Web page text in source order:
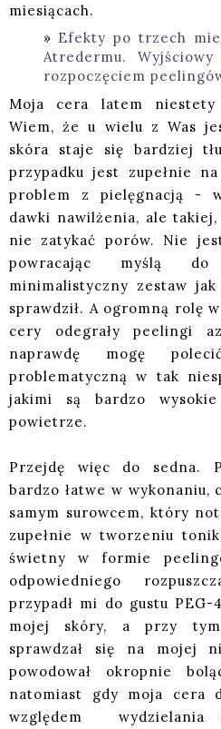
miesiącach.
Efekty po trzech
Atredermu.
rozpoczęciem
Moja cera latem niestety
Wiem, że u wielu z Was
skóra staje się bardziej
przypadku jest zupełnie
problem z pielęgnacją -
dawki nawilżenia, ale
nie zatykać porów. Nie
powracając myślą
minimalistyczny zestaw
sprawdził. A ogromną rolę
cery odegrały peelingi
naprawdę mogę
problematyczną w tak
jakimi są bardzo
powietrze.
Przejdę więc do sedna.
bardzo łatwe w wykonaniu,
samym surowcem, który
zupełnie w tworzeniu
świetny w formie
odpowiedniego
przypadł mi do gustu
mojej skóry, a przy
sprawdzał się na mojej
powodował okropnie
natomiast gdy moja cera
względem wydzielania